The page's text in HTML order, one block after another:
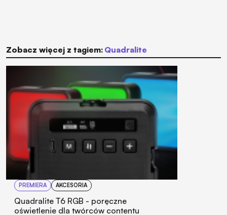
Zobacz więcej z tagiem: Quadralite
PREMIERA AKCESORIA
Quadralite T6 RGB - poręczne
oświetlenie dla twórców contentu